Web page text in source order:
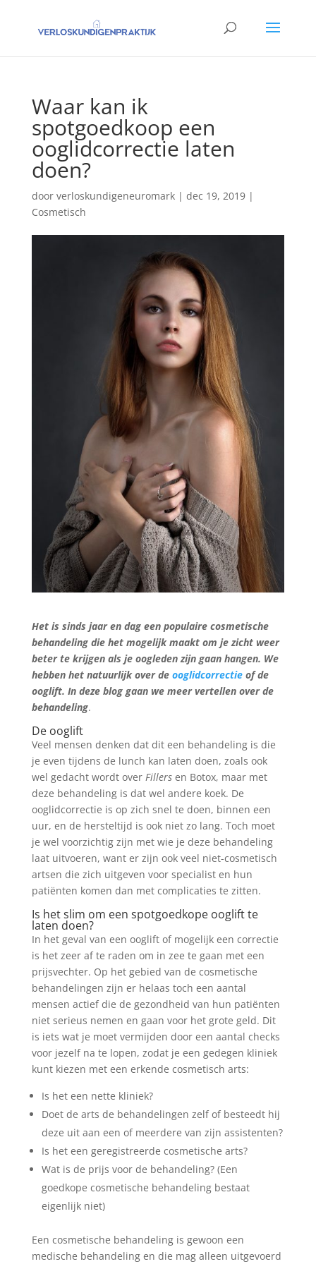
Waar kan ik
spotgoedkoop een
ooglidcorrectie laten
doen?
door verloskundigeneuromark| dec 19, 2019|
Cosmetisch
Het is sinds jaar en dag een populaire cosmetische
behandeling die het mogelijk maakt om je zicht weer
beter te krijgen als je oogleden zijn gaan hangen. We
hebben het natuurlijk over de ooglidcorrectieof de
ooglift. In deze blog gaan we meer vertellen over de
behandeling.
De ooglift
Veel mensen denken dat dit een behandeling is die
je even tijdens de lunch kan laten doen, zoals ook
wel gedacht wordt over Fillersen Botox, maar met
deze behandeling is dat wel andere koek. De
ooglidcorrectie is op zich snel te doen, binnen een
uur, en de hersteltijd is ook niet zo lang. Toch moet
je wel voorzichtig zijn met wie je deze behandeling
laat uitvoeren, want er zijn ook veel niet-cosmetisch
artsen die zich uitgeven voor specialist en hun
patiënten komen dan met complicaties te zitten.
Is het slim om een spotgoedkope ooglift te
laten doen?
In het geval van een ooglift of mogelijk een correctie
is het zeer af te raden om in zee te gaan met een
prijsvechter. Op het gebied van de cosmetische
behandelingen zijn er helaas toch een aantal
mensen actief die de gezondheid van hun patiënten
niet serieus nemen en gaan voor het grote geld. Dit
is iets wat je moet vermijden door een aantal checks
voor jezelf na te lopen, zodat je een gedegen kliniek
kunt kiezen met een erkende cosmetisch arts:
Is het een nette kliniek?
Doet de arts de behandelingen zelf of besteedt hij
deze uit aan een of meerdere van zijn assistenten?
Is het een geregistreerde cosmetische arts?
Wat is de prijs voor de behandeling? (Een
goedkope cosmetische behandeling bestaat
eigenlijk niet)
Een cosmetische behandeling is gewoon een
medische behandeling en die mag alleen uitgevoerd